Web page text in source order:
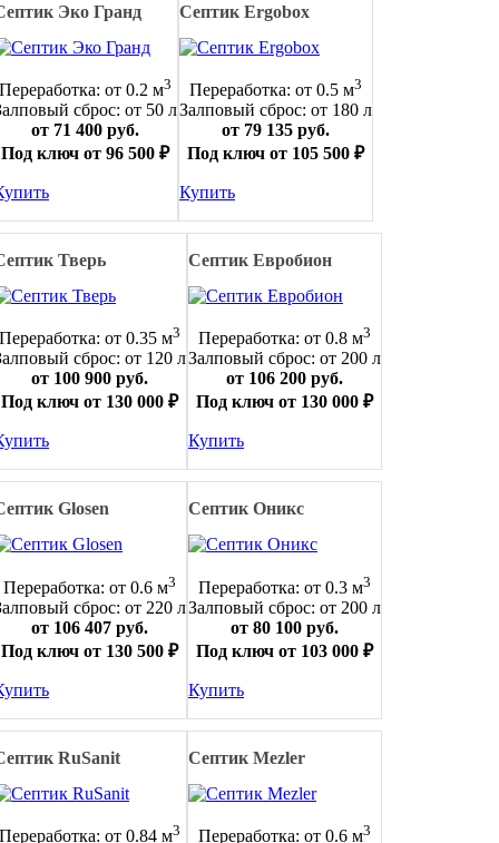
Эко Гранд
Переработка: от 0.2 м3
сброс: от 50 л
от 71 400 руб.
Под ключ от 96 500 ₽
Септик Ergobox
Переработка: от 0.5 м3
Залповый сброс: от 180 л
от 79 135 руб.
Под ключ от 105 500 ₽
Купить
Тверь
Переработка: от 0.35 м3
сброс: от 120 л
от 100 900 руб.
Под ключ от 130 000 ₽
Септик Евробион
Переработка: от 0.8 м3
Залповый сброс: от 200 л
от 106 200 руб.
Под ключ от 130 000 ₽
Купить
Glosen
Переработка: от 0.6 м3
сброс: от 220 л
от 106 407 руб.
Под ключ от 130 500 ₽
Септик Оникс
Переработка: от 0.3 м3
Залповый сброс: от 200 л
от 80 100 руб.
Под ключ от 103 000 ₽
Купить
RuSanit
Переработка: от 0.84 м3
Септик Mezler
Переработка: от 0.6 м3